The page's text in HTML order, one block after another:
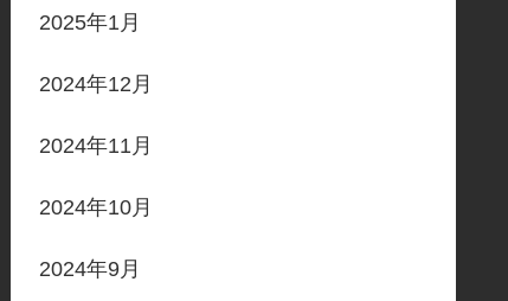
2025年1月
2024年12月
2024年11月
2024年10月
2024年9月